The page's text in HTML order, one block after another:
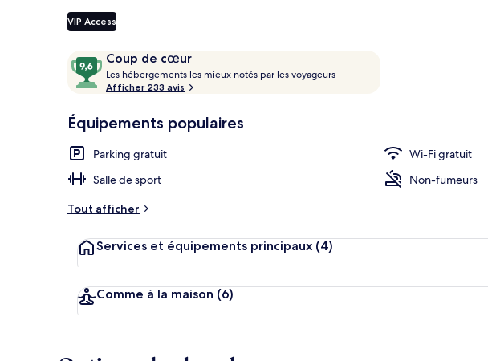
VIP Access
Avis
voyageurs
Coup de cœur
9,6
sur
10,
de
Les hébergements les mieux notés par les voyageurs
s
Afficher 233 avis
Équipements populaires
Parking gratuit
Wi-Fi gratuit
Salle de sport
Non-fumeurs
Tout afficher
Services et équipements principaux (4)
Comme à la maison (6)